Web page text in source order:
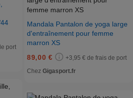
port
Mandala Pantalon de yoga large
d'entraînement pour femme
marron XS
89,00 €
+3,95 € de frais de port
Chez Gigasport.fr